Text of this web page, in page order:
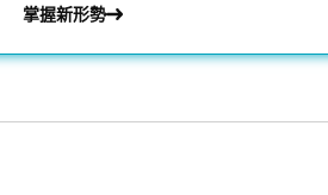
掌握新形勢